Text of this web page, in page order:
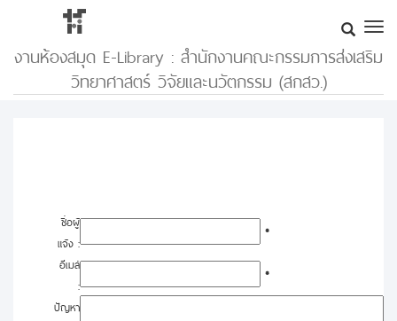
งานห้องสมุด E-Library : สำนักงานคณะกรรมการส่งเสริม
วิทยาศาสตร์ วิจัยและนวัตกรรม (สกสว.)
ชื่อผู้
แจ้ง :
*
อีเมล์
:
*
ปัญหา